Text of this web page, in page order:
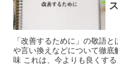
「改善するために」の敬語
や言い換えなどについて徹
味 これは、今よりも良くす